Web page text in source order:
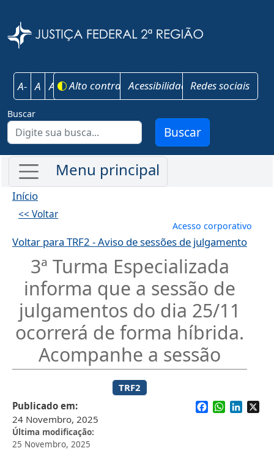
A- A A+ Alto contrasteAcessibilidadeRedes sociais
Buscar
Buscar
Início
<< Voltar
Menu de
Acesso corporativo
Voltar para TRF2 - Aviso de sessões de julgamento
3ª Turma Especializada
informa que a sessão de
julgamentos do dia 25/11
ocorrerá de forma híbrida.
Acompanhe a sessão
TRF2
Publicado em
24 Novembro, 2025
Última modificação
25 Novembro, 2025
Facebook
WhatsApp